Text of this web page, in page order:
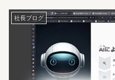
社長ブログ